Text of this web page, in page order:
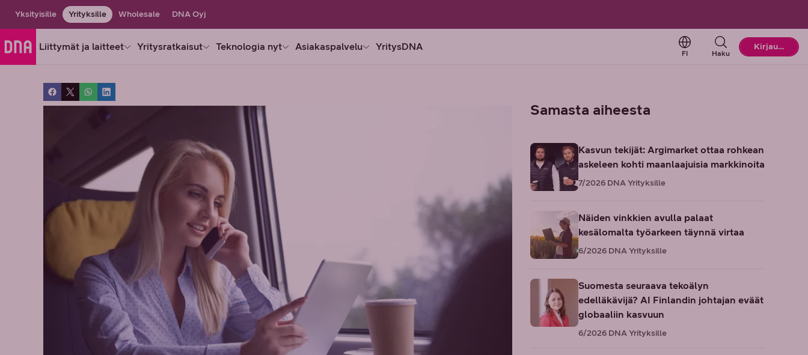
Yksityisille Yrityksille Wholesale DNA Oyj
Liittymät ja laitteet Yritysratkaisut Teknologia nyt Asiakaspalvelu YritysDNA
Change language. Current
FI Haku
Kirjaudu
Samasta aiheesta
Kasvun tekijät: Argimarket ottaa rohkean
askeleen kohti maanlaajuisia markkinoita
7/2026 DNA Yrityksille
Näiden vinkkien avulla palaat
kesälomalta työarkeen täynnä virtaa
6/2026 DNA Yrityksille
Suomesta seuraava tekoälyn
edelläkävijä? AI Finlandin johtajan eväät
globaaliin kasvuun
6/2026 DNA Yrityksille